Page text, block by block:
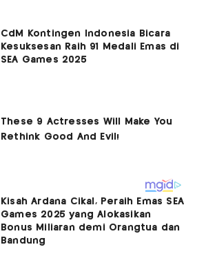
CdM Kontingen Indonesia Bicara
Kesuksesan Raih 91 Medali Emas di
SEA Games 2025
Kisah Ardana Cikal, Peraih Emas SEA
Games 2025 yang Alokasikan
Bonus Miliaran demi Orangtua dan
Bandung